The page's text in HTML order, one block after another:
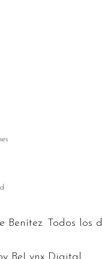
Todos los